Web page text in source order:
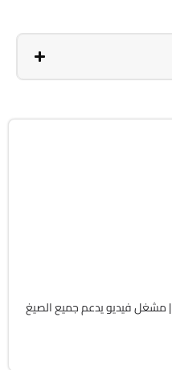
تحميل تطبيق Video Player All Format | مشغل فيديو يدعم جميع الصيغ